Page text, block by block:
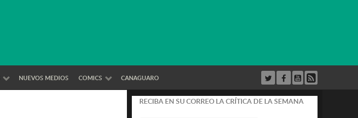
NUEVOS MEDIOS COMICS CANAGUARO
RECIBA EN SU CORREO LA CRÍTICA DE LA SEMANA